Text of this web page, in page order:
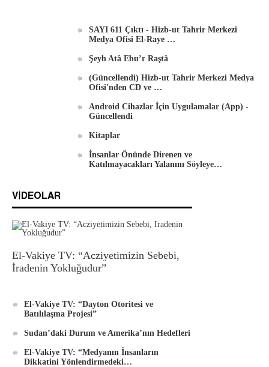
SAYI 611 Çıktı - Hizb-ut Tahrir Merkezi
Medya Ofisi El-Raye …
Şeyh Atâ Ebu’r Raştâ
(Güncellendi) Hizb-ut Tahrir Merkezi Medya
Ofisi'nden CD ve …
Android Cihazlar İçin Uygulamalar (App) -
Güncellendi
Kitaplar
İnsanlar Önünde Direnen ve
Katılmayacakları Yalanını Söyleye…
VIDEOLAR
El-Vakiye TV: “Acziyetimizin Sebebi,
İradenin Yokluğudur”
El-Vakiye TV: “Dayton Otoritesi ve
Batılılaşma Projesi”
Sudan’daki Durum ve Amerika’nın Hedefleri
El-Vakiye TV: “Medyanın İnsanların
Dikkatini Yönlendirmedeki…